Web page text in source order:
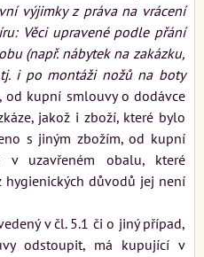
výjimky z práva na vrácení
Věci upravené podle přání
(např. nábytek na zakázku,
i po montáži nožů na boty
kupní smlouvy o dodávce
jakož i zboží, které bylo
s jiným zbožím, od kupní
v uzavřeném obalu, které
důvodů jej není
v čl. 5.1 či o jiný případ,
odstoupit, má kupující v